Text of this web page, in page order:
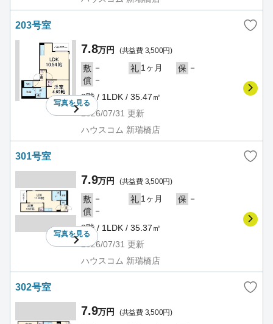
203号室
写真を見る
7.8万円 (共益費 3,500円)
敷 － 礼 1ヶ月 保 －
償 －
2階 / 1LDK / 35.47㎡
2026/07/31 更新
ハウスコム 新瑞橋店
301号室
写真を見る
7.9万円 (共益費 3,500円)
敷 － 礼 1ヶ月 保 －
償 －
3階 / 1LDK / 35.37㎡
2026/07/31 更新
ハウスコム 新瑞橋店
302号室
7.9万円 (共益費 3,500円)